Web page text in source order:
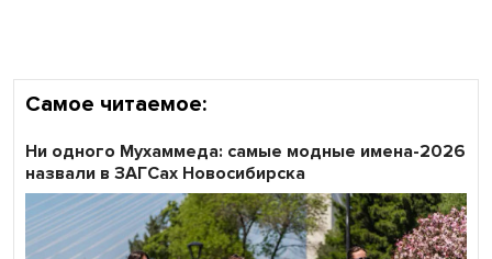
Самое читаемое:
Ни одного Мухаммеда: самые модные имена-2026
назвали в ЗАГСах Новосибирска